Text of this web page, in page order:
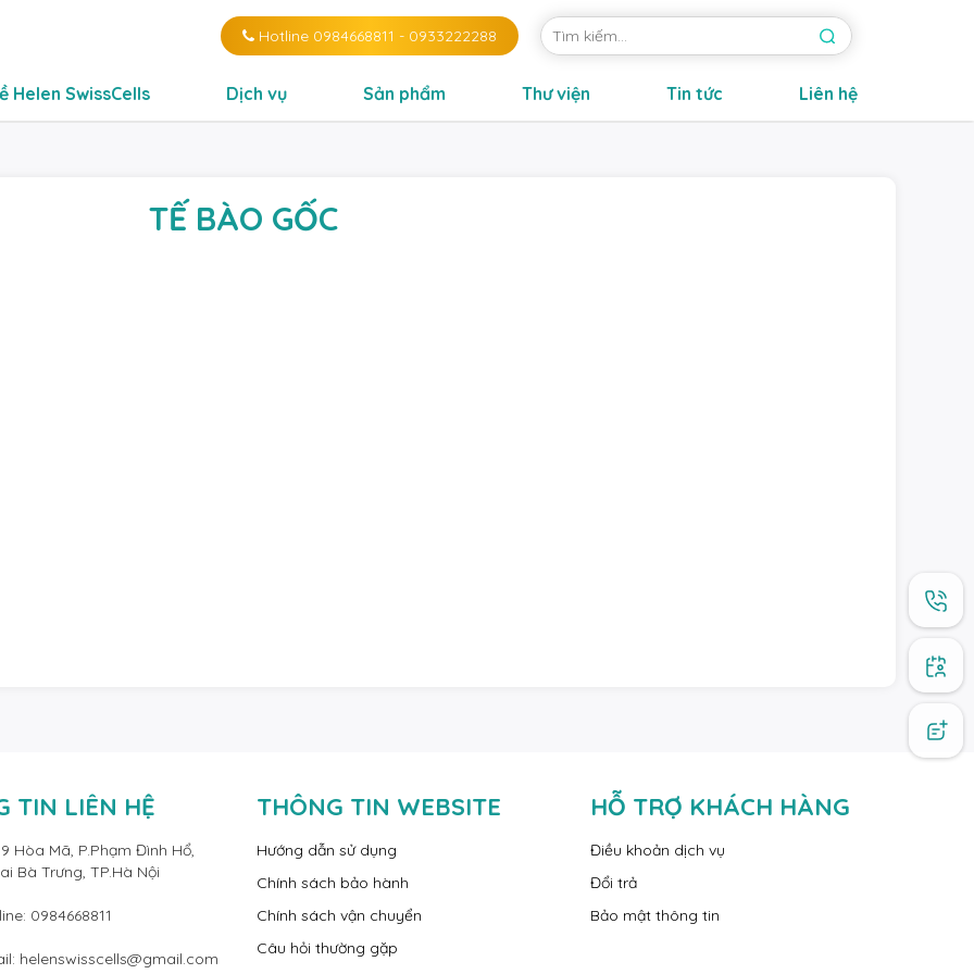
Hotline 0984668811 - 0933222288
Helen SwissCells Dịch vụ Sản phẩm Thư viện Tin tức Liên hệ
TẾ BÀO GỐC
TIN LIÊN HỆ
Hòa Mã, P.Phạm Đình Hổ,
Bà Trưng, TP.Hà Nội
0984668811
helenswisscells@gmail.com
THÔNG TIN WEBSITE
Hướng dẫn sử dụng
Chính sách bảo hành
Chính sách vận chuyển
Câu hỏi thường gặp
HỖ TRỢ KHÁCH HÀNG
Điều khoản dịch vụ
Đổi trả
Bảo mật thông tin